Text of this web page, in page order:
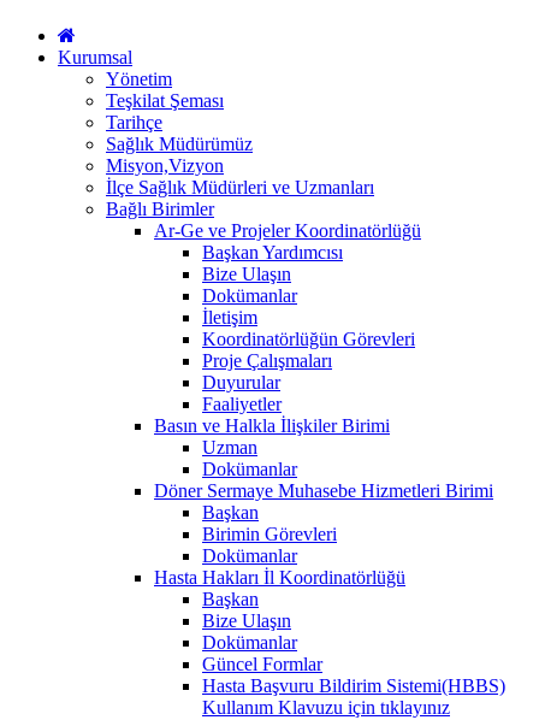
Kurumsal
Yönetim
Teşkilat Şeması
Tarihçe
Sağlık Müdürümüz
Misyon,Vizyon
İlçe Sağlık Müdürleri ve Uzmanları
Bağlı Birimler
Ar-Ge ve Projeler Koordinatörlüğü
Başkan Yardımcısı
Bize Ulaşın
Dokümanlar
İletişim
Koordinatörlüğün Görevleri
Proje Çalışmaları
Duyurular
Faaliyetler
Basın ve Halkla İlişkiler Birimi
Uzman
Dokümanlar
Döner Sermaye Muhasebe Hizmetleri Birimi
Başkan
Birimin Görevleri
Dokümanlar
Hasta Hakları İl Koordinatörlüğü
Başkan
Bize Ulaşın
Dokümanlar
Güncel Formlar
Hasta Başvuru Bildirim Sistemi(HBBS)
Kullanım Klavuzu için tıklayınız